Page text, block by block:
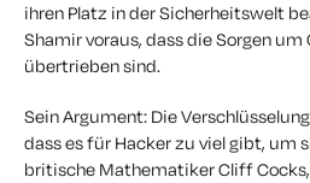
ihren Platz in der Sicherheitswelt
Shamir voraus, dass die Sorgen
übertrieben sind.
Sein Argument: Die
dass es für Hacker zu viel gibt, um
britische Mathematiker Cliff